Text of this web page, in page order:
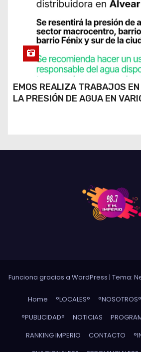
EMOS REALIZA TRABAJOS
LA PRESIÓN DE AGUA EN
Funciona gracias a WordPress | Tema:
Home °LOCALES° °NOSOTROS°
°PUBLICIDAD°
NOTICIAS
RANKING IMPERIO
CONTACTO